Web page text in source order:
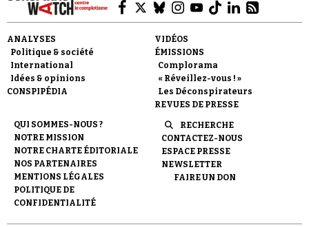
ANALYSES
Politique & société
International
Idées & opinions
CONSPIPÉDIA
VIDÉOS
ÉMISSIONS
Complorama
« Réveillez-vous ! »
Les Déconspirateurs
REVUES DE PRESSE
QUI SOMMES-NOUS ?
NOTRE MISSION
NOTRE CHARTE ÉDITORIALE
NOS PARTENAIRES
MENTIONS LÉGALES
POLITIQUE DE
CONFIDENTIALITÉ
RECHERCHE
CONTACTEZ-NOUS
ESPACE PRESSE
NEWSLETTER
FAIRE UN DON